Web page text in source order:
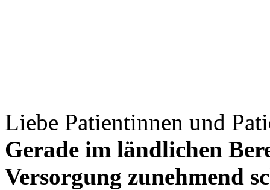
Liebe Patientinnen und
Gerade im ländlichen
Versorgung zunehmend